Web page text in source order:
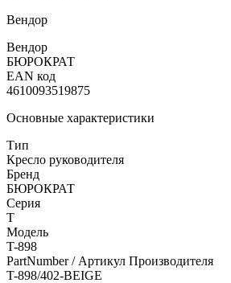
Вендор
Вендор
БЮРОКРАТ
EAN код
4610093519875
Основные характеристики
Тип
Кресло руководителя
Бренд
БЮРОКРАТ
Серия
T
Модель
T-898
PartNumber / Артикул Производителя
T-898/402-BEIGE